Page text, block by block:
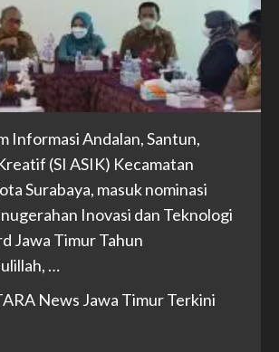
Informasi Andalan, Santun,
(SI ASIK) Kecamatan
Surabaya, masuk nominasi
Inovasi dan Teknologi
Jawa Timur Tahun
…
News Jawa Timur Terkini